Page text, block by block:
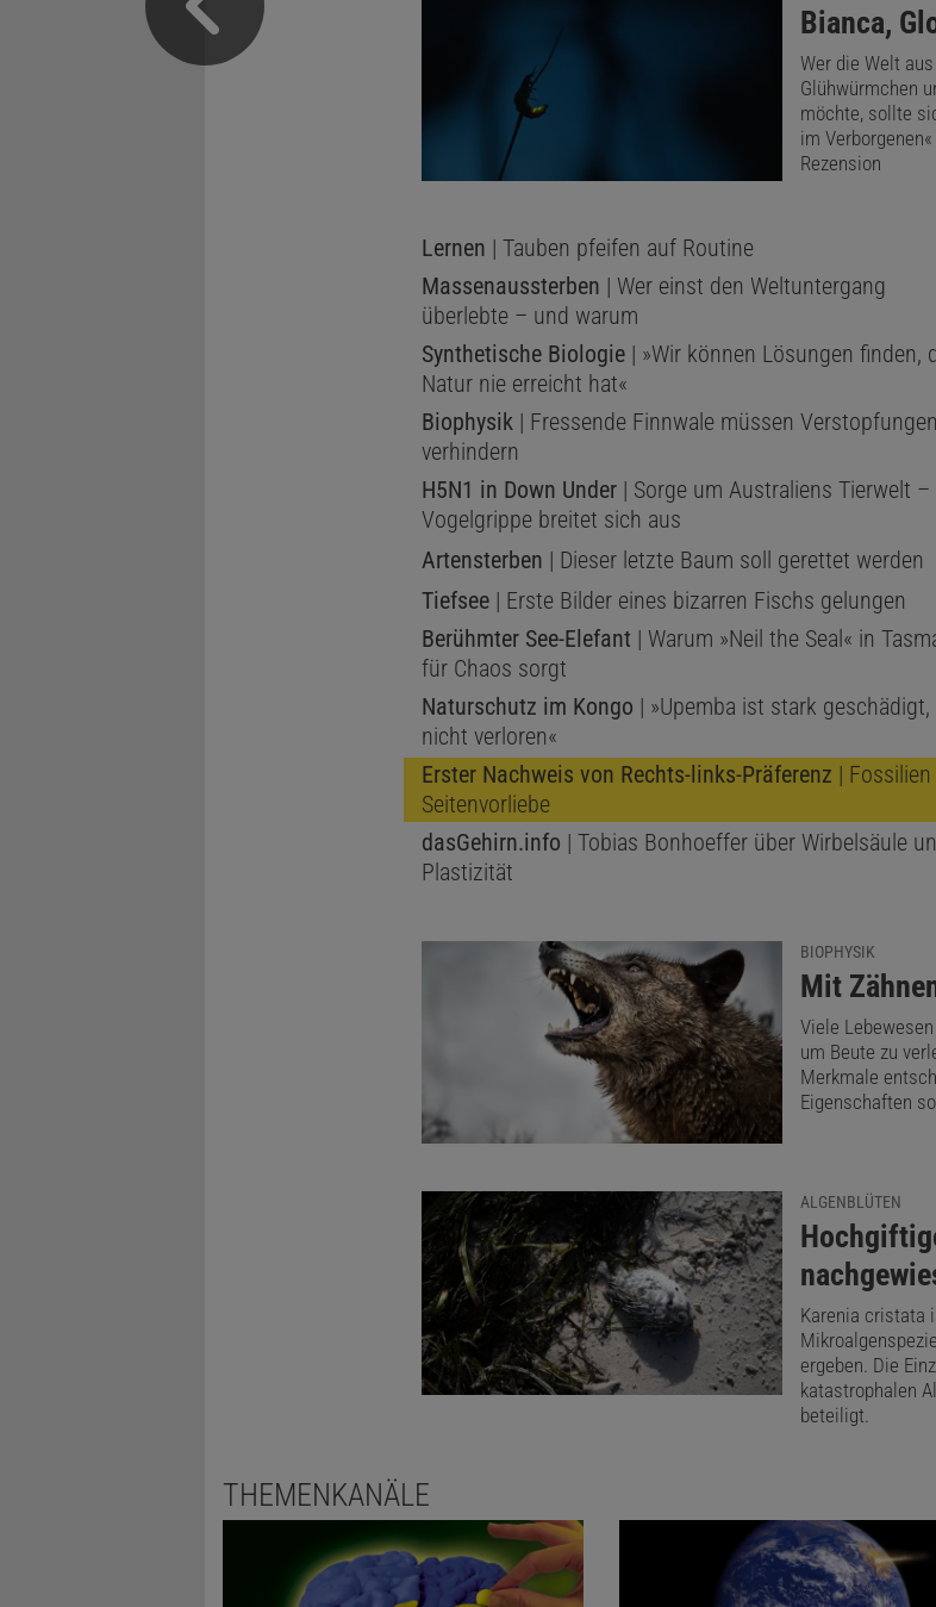
:
Bianca,
Wer die Welt
Glühwürmchen
möchte, sollte
im
Rezension
Lernen | Tauben pfeifen auf Routine
Massenaussterben | Wer einst den Weltuntergang
überlebte – und warum
Synthetische Biologie| »Wir können Lösungen finden,
Natur nie erreicht hat«
Biophysik| Fressende Finnwale müssen Verstopfungen
verhindern
H5N1 in Down Under| Sorge um Australiens Tierwelt –
Vogelgrippe breitet sich aus
Artensterben | Dieser letzte Baum soll gerettet werden
Tiefsee| Erste Bilder eines bizarren Fischs gelungen
Berühmter See-Elefant | Warum »Neil the Seal« in
für Chaos sorgt
Naturschutz im Kongo | »Upemba ist stark geschädigt,
nicht verloren«
Erster Nachweis von Rechts-links-Präferenz |
Seitenvorliebe
dasGehirn.info | Tobias Bonhoeffer über Wirbelsäule
Plastizität
BIOPHYSIK
:
Mit
Viele
um Beute zu
Merkmale
Eigenschaften
ALGENBLÜTEN
:
Karenia cristata
ergeben. Die
katastrophalen
beteiligt.
THEMENKANÄLE